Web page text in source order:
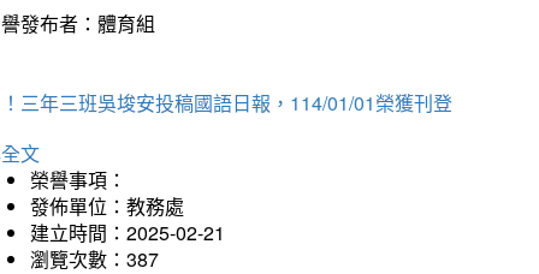
發布者：體育組
三年三班吳埈安投稿國語日報，114/01/01榮獲刊登
文
榮譽事項：
發佈單位：教務處
建立時間：2025-02-21
瀏覽次數：387